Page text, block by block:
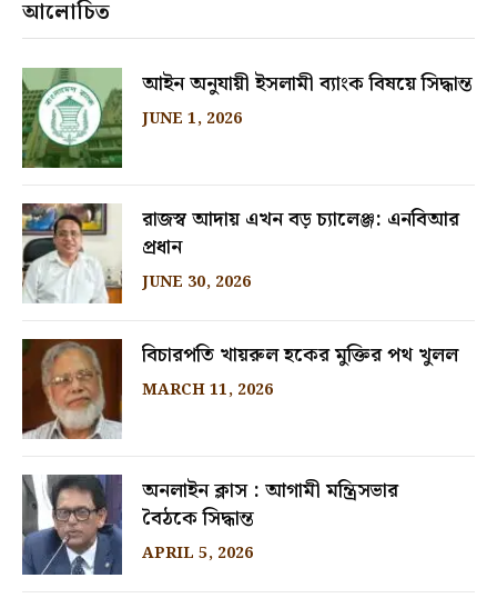
আলোচিত
আইন অনুযায়ী ইসলামী ব্যাংক বিষয়ে সিদ্ধান্ত
JUNE 1, 2026
রাজস্ব আদায় এখন বড় চ্যালেঞ্জ: এনবিআর
প্রধান
JUNE 30, 2026
বিচারপতি খায়রুল হকের মুক্তির পথ খুলল
MARCH 11, 2026
অনলাইন ক্লাস : আগামী মন্ত্রিসভার
বৈঠকে সিদ্ধান্ত
APRIL 5, 2026